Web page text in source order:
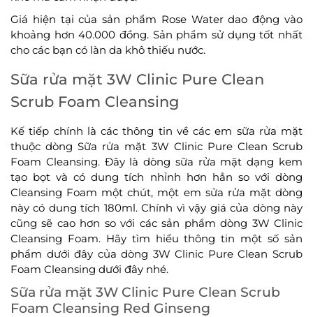
Giá hiện tại của sản phẩm Rose Water dao động vào
khoảng hơn 40.000 đồng. Sản phẩm sử dụng tốt nhất
cho các bạn có làn da khô thiếu nước.
Sữa rửa mặt 3W Clinic Pure Clean
Scrub Foam Cleansing
Kế tiếp chính là các thông tin về các em sữa rửa mặt
thuộc dòng Sữa rửa mặt 3W Clinic Pure Clean Scrub
Foam Cleansing. Đây là dòng sữa rửa mặt dạng kem
tạo bọt và có dung tích nhỉnh hơn hẳn so với dòng
Cleansing Foam một chút, một em sửa rửa mặt dòng
này có dung tích 180ml. Chính vì vậy giá của dòng này
cũng sẽ cao hơn so với các sản phẩm dòng 3W Clinic
Cleansing Foam. Hãy tìm hiểu thông tin một số sản
phẩm dưới đây của dòng 3W Clinic Pure Clean Scrub
Foam Cleansing dưới đây nhé.
Sữa rửa mặt 3W Clinic Pure Clean Scrub
Foam Cleansing Red Ginseng